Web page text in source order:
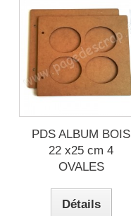
PDS ALBUM BOIS
22 x25 cm 4
OVALES
Détails